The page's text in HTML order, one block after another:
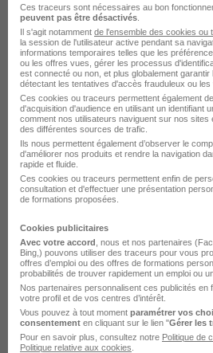
Aide Soignant H/F
Appel Médical
La Roque-sur-Cèze - 30 CDD
3 mois
Voir l’offre
Aide Soignant en EHPAD
Appel Médical
Ces traceurs sont nécessaires au bon
peuvent pas être désactivés
Il s'agit notamment de l'ensemble des cookies ou
la session de l'utilisateur active pendant sa
informations temporaires telles que les
ou les offres vues, gérer les processus
est connecté ou non, et plus globalement
détectant les tentatives d'accès frauduleux ou les
Ces cookies ou traceurs permettent également
d'acquisition d'audience en utilisant un identifiant
comment nos utilisateurs naviguent sur nos sites
des différentes sources de trafic.
Ils nous permettent également d’observer le
d'améliorer nos produits et rendre la navigation
rapide et fluide.
Ces cookies ou traceurs permettent enfin de
consultation et d'effectuer une présentation
de formations proposées.
Cookies publicitaires
Avec votre accord , nous et nos partenaires
Bing,) pouvons utiliser des traceurs pour vous
offres d’emploi ou des offres de formations
probabilités de trouver rapidement un emploi ou
Nos partenaires personnalisent ces publicités en
votre profil et de vos centres d’intérêt.
Vous pouvez à tout moment paramétrer vos
consentement en cliquant sur le lien "Gérer les
Pour en savoir plus, consultez notre Politique de
Politique relative aux cookies